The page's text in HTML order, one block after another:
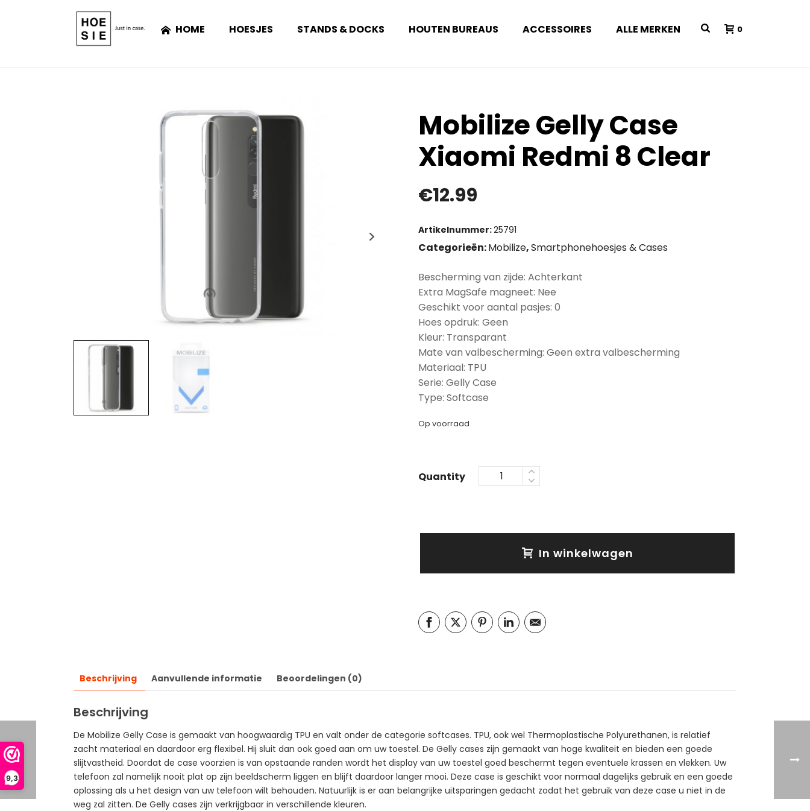
9,3
HOME HOESJES STANDS & DOCKS HOUTEN BUREAUS ACCESSOIRES ALLE MERKEN 0
Mobilize Gelly Case
Xiaomi Redmi 8 Clear
€12.99
Artikelnummer:25791
Categorieën:Mobilize,Smartphonehoesjes & Cases
Bescherming van zijde: Achterkant
Extra MagSafe magneet: Nee
Geschikt voor aantal pasjes: 0
Hoes opdruk: Geen
Kleur: Transparant
Mate van valbescherming: Geen extra valbescherming
Materiaal: TPU
Serie: Gelly Case
Type: Softcase
Op voorraad
Quantity
In winkelwagen
Beschrijving Aanvullende informatie Beoordelingen (0)
Beschrijving
De Mobilize Gelly Case is gemaakt van hoogwaardig TPU en valt onder de categorie softcases. TPU, ook wel Thermoplastische Polyurethanen, is relatief
zacht materiaal en daardoor erg flexibel. Hij sluit dan ook goed aan om uw toestel. De Gelly cases zijn gemaakt van hoge kwaliteit en bieden een goede
slijtvastheid. Doordat de case voorzien is van opstaande randen wordt het display van uw toestel goed beschermt tegen eventuele krassen en vlekken. Uw
telefoon zal namelijk nooit plat op zijn beeldscherm liggen en blijft daardoor langer mooi. Deze case is geschikt voor normaal dagelijks gebruik en een goede
oplossing als u het design van uw telefoon wilt behouden. Natuurlijk is er aan belangrijke uitsparingen gedacht zodat het gebruik van deze case u niet in de
weg zal zitten. De Gelly cases zijn verkrijgbaar in verschillende kleuren.